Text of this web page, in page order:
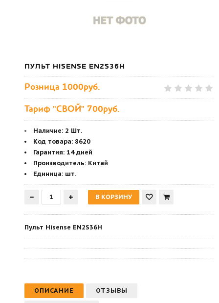
ПУЛЬТ HISENSE EN2S36H
Розница 1000руб.
Тариф "СВОЙ" 700руб.
Наличие: 2 Шт.
Код товара: 8620
Гарантия: 14 дней
Производитель: Китай
Единица: шт.
Пульт Hisense EN2S36H
ОПИСАНИЕ ОТЗЫВЫ